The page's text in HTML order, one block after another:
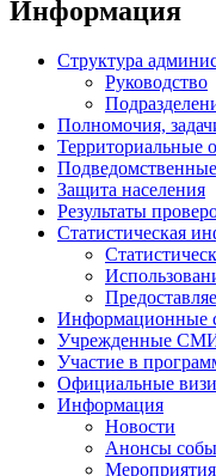
Информация
Структура
Руководство
Полномочия,
Территориальные
Защита населения
Результаты
Статистическая
Информационные
Учрежденные
Участие в
Официальные
Информация
Новости
Анонсы